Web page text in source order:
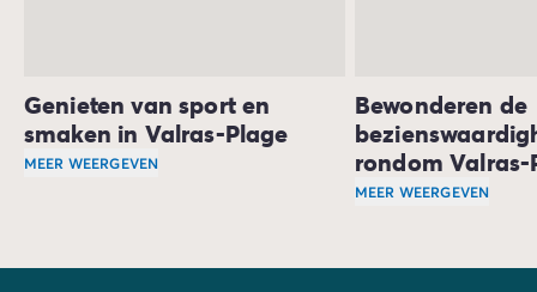
Genieten van sport en
smaken in Valras-Plage
MEER WEERGEVEN
Test verder in Valras-Plage je skills inverschillende
Bewonderen de
rondom Valras-
MEER WEERGEVEN